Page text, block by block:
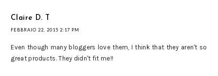
Claire D. T
FEBBRAIO 22, 2015 2:17 PM
Even though many bloggers love them, I think that they aren't so
great products. They didn't fit me!!